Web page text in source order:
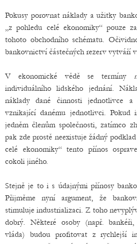
Pokusy porovnat náklady a užitky
„z pohledu celé ekonomiky“ pouze
tohoto obchodního schématu.
bankovnictví částečných rezerv vytváří
V ekonomické vědě se termíny
individuálního lidského jednání.
náklady dané činnosti jednotlivce
vznikající danému jednotlivci. Pokud
jedněm členům společnosti, zatímco
pak zde prostě neexistuje žádný
celé ekonomiky“ tento přínos
cokoli jiného.
Stejně je to i s údajnými přínosy
Přijměme nyní argument, že
stimuluje industrializaci. Z toho
dobrý. Některé osoby (např.
vláda) budou profitovat z rychlejší